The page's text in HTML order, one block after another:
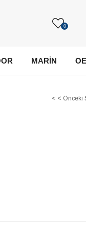
0
MARİN
< < Önceki